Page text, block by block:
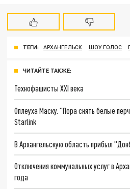
ТЕГИ: АРХАНГЕЛЬСК ШОУ ГОЛОС
ЧИТАЙТЕ ТАКЖЕ:
Технофашисты XXI века
Оплеуха Маску. "Пора снять белые
Starlink
В Архангельскую область прибыл
Отключения коммунальных услуг в
года